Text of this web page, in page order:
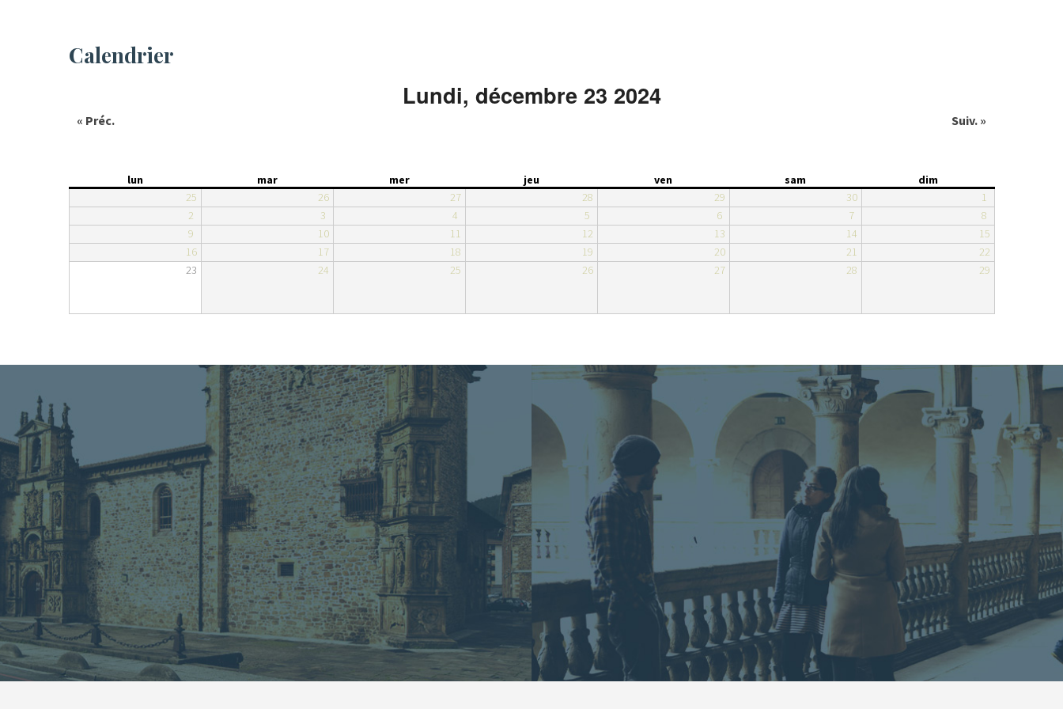
Calendrier
Lundi, décembre 23 2024
« Préc. Suiv. »
lun mar mer jeu ven sam
dim
25
26 27 28 29 30
1
2
3 4 5 6 7
8
9
10 11 12 13 14
15
16
17 18 19 20 21
22
23
24 25 26 27 28 29